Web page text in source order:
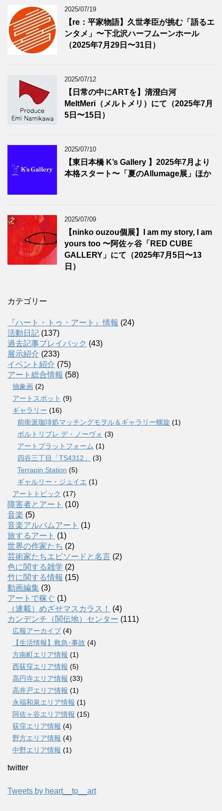
2025/07/19
【re：平家物語】久世孝臣が挑む「語るエ
ンタメ」〜下北沢ハーフムーンホール
（2025年7月29日〜31日）
2025/07/12
【日常の中にARTを】清澄白河
MeltMeri（メルトメリ）にて（2025年7月
5日〜15日）
2025/07/10
【東日本橋 K’s Gallery 】2025年7月より
本格スタート〜「夏のAllumage展」ほか
2025/07/09
【ninko ouzou個展】I am my story, I am
yours too 〜阿佐ヶ谷「RED CUBE
GALLERY」にて（2025年7月5日〜13
日）
カテゴリー
『ハート・トゥ・アート』情報 (24)
活動日記 (137)
過去記事プレイバック (43)
展示紹介 (233)
イベント紹介 (75)
アート総合情報 (58)
抽象画 (2)
アートスポット (9)
ギャラリー (16)
前衛派珈琲処マッチングモヲル＆ギャラリー螺旋 (1)
ポルトリブレ デ・ノーヴォ (3)
アートプラットフォーム (1)
四谷三丁目「TS4312」
(3)
Terrapin Station (5)
ギャルリー・ジュイエ (1)
アートトピック (17)
障害者とアート (10)
音楽 (5)
音楽アルバムアート (1)
旅するアート (1)
世界の作家たち (2)
芸術家たちエピソードと名言 (2)
色に関する雑学 (2)
竹に関する情報 (15)
動画編集 (3)
アートで稼ぐ (1)
（連載）めざせマスカラス！
(4)
カンデンチ（関伝地）センター (111)
広報アーカイブ (4)
【生活情報】救急･事故 (4)
方南町エリア情報 (1)
西荻窪エリア情報 (5)
高円寺エリア情報 (33)
高井戸エリア情報 (1)
永福和泉エリア情報 (1)
阿佐ヶ谷エリア情報 (15)
荻窪エリア情報 (4)
野方エリア情報 (4)
中野エリア情報 (1)
twitter
Tweets by heart__to__art